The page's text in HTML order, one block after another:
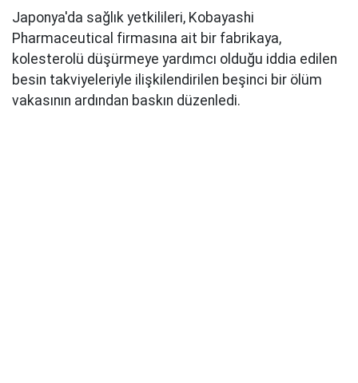
Japonya'da sağlık yetkilileri, Kobayashi
Pharmaceutical firmasına ait bir fabrikaya,
kolesterolü düşürmeye yardımcı olduğu iddia edilen
besin takviyeleriyle ilişkilendirilen beşinci bir ölüm
vakasının ardından baskın düzenledi.